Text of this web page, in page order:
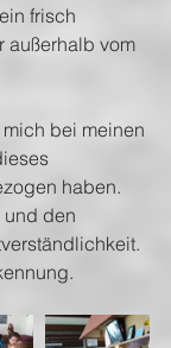
frisch
außerhalb vom
bei meinen
haben.
und den